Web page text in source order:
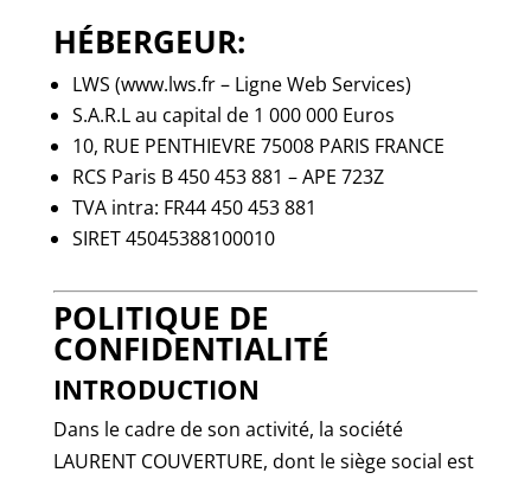
HÉBERGEUR:
LWS (www.lws.fr – Ligne Web Services)
S.A.R.L au capital de 1 000 000 Euros
10, RUE PENTHIEVRE 75008 PARIS FRANCE
RCS Paris B 450 453 881 – APE 723Z
TVA intra: FR44 450 453 881
SIRET 45045388100010
POLITIQUE DE
CONFIDENTIALITÉ
INTRODUCTION
Dans le cadre de son activité, la société
LAURENT COUVERTURE, dont le siège social est